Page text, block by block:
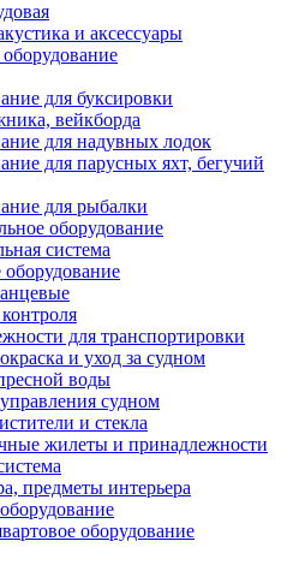
и аксессуары
для буксировки
вейкборда
для надувных лодок
для парусных яхт, бегучий
для рыбалки
оборудование
система
для транспортировки
и уход за судном
воды
судном
и стекла
жилеты и принадлежности
предметы интерьера
оборудование